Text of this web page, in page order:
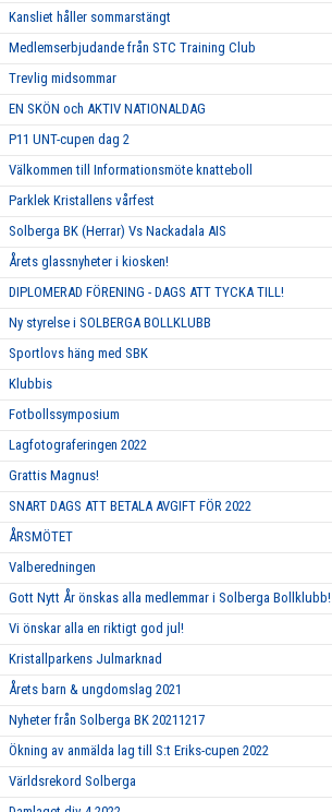
Kansliet håller sommarstängt
Medlemserbjudande från STC Training Club
Trevlig midsommar
EN SKÖN och AKTIV NATIONALDAG
P11 UNT-cupen dag 2
Välkommen till Informationsmöte knatteboll
Parklek Kristallens vårfest
Solberga BK (Herrar) Vs Nackadala AIS
Årets glassnyheter i kiosken!
DIPLOMERAD FÖRENING - DAGS ATT TYCKA TILL!
Ny styrelse i SOLBERGA BOLLKLUBB
Sportlovs häng med SBK
Klubbis
Fotbollssymposium
Lagfotograferingen 2022
Grattis Magnus!
SNART DAGS ATT BETALA AVGIFT FÖR 2022
ÅRSMÖTET
Valberedningen
Gott Nytt År önskas alla medlemmar i Solberga Bollklubb!
Vi önskar alla en riktigt god jul!
Kristallparkens Julmarknad
Årets barn & ungdomslag 2021
Nyheter från Solberga BK 20211217
Ökning av anmälda lag till S:t Eriks-cupen 2022
Världsrekord Solberga